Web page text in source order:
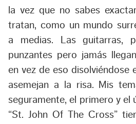
la vez que no sabes
tratan, como un mundo
a medias. Las guitarras,
punzantes pero jamás
en vez de eso disolviéndose
asemejan a la risa. Mis
seguramente, el primero y el
“St. John Of The Cross”